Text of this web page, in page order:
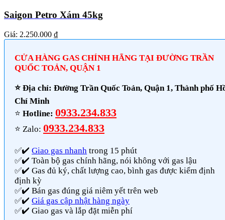
Saigon Petro Xám 45kg
Giá: 2.250.000 ₫
CỬA HÀNG GAS CHÍNH HÃNG TẠI ĐƯỜNG TRẦN
QUỐC TOẢN, QUẬN 1
⭐️ Địa chỉ: Đường Trần Quốc Toản, Quận 1, Thành phố
Chí Minh
⭐️ Hotline: 0933.234.833
⭐️ Zalo: 0933.234.833
✅✔️ Giao gas nhanh trong 15 phút
✅✔️ Toàn bộ gas chính hãng, nói không với gas lậu
✅✔️ Gas đủ ký, chất lượng cao, bình gas được kiểm định
định kỳ
✅✔️ Bán gas đúng giá niêm yết trên web
✅✔️ Giá gas cập nhật hàng ngày
✅✔️ Giao gas và lắp đặt miễn phí